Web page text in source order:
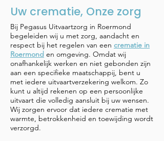
Uw crematie, Onze zorg
Bij Pegasus Uitvaartzorg in Roermond
begeleiden wij u met zorg, aandacht en
respect bij het regelen van een crematie in
Roermond en omgeving. Omdat wij
onafhankelijk werken en niet gebonden zijn
aan een specifieke maatschappij, bent u
met iedere uitvaartverzekering welkom. Zo
kunt u altijd rekenen op een persoonlijke
uitvaart die volledig aansluit bij uw wensen.
Wij zorgen ervoor dat iedere crematie met
warmte, betrokkenheid en toewijding wordt
verzorgd.